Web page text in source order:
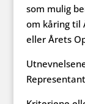
som mulig
om kåring til
eller Årets